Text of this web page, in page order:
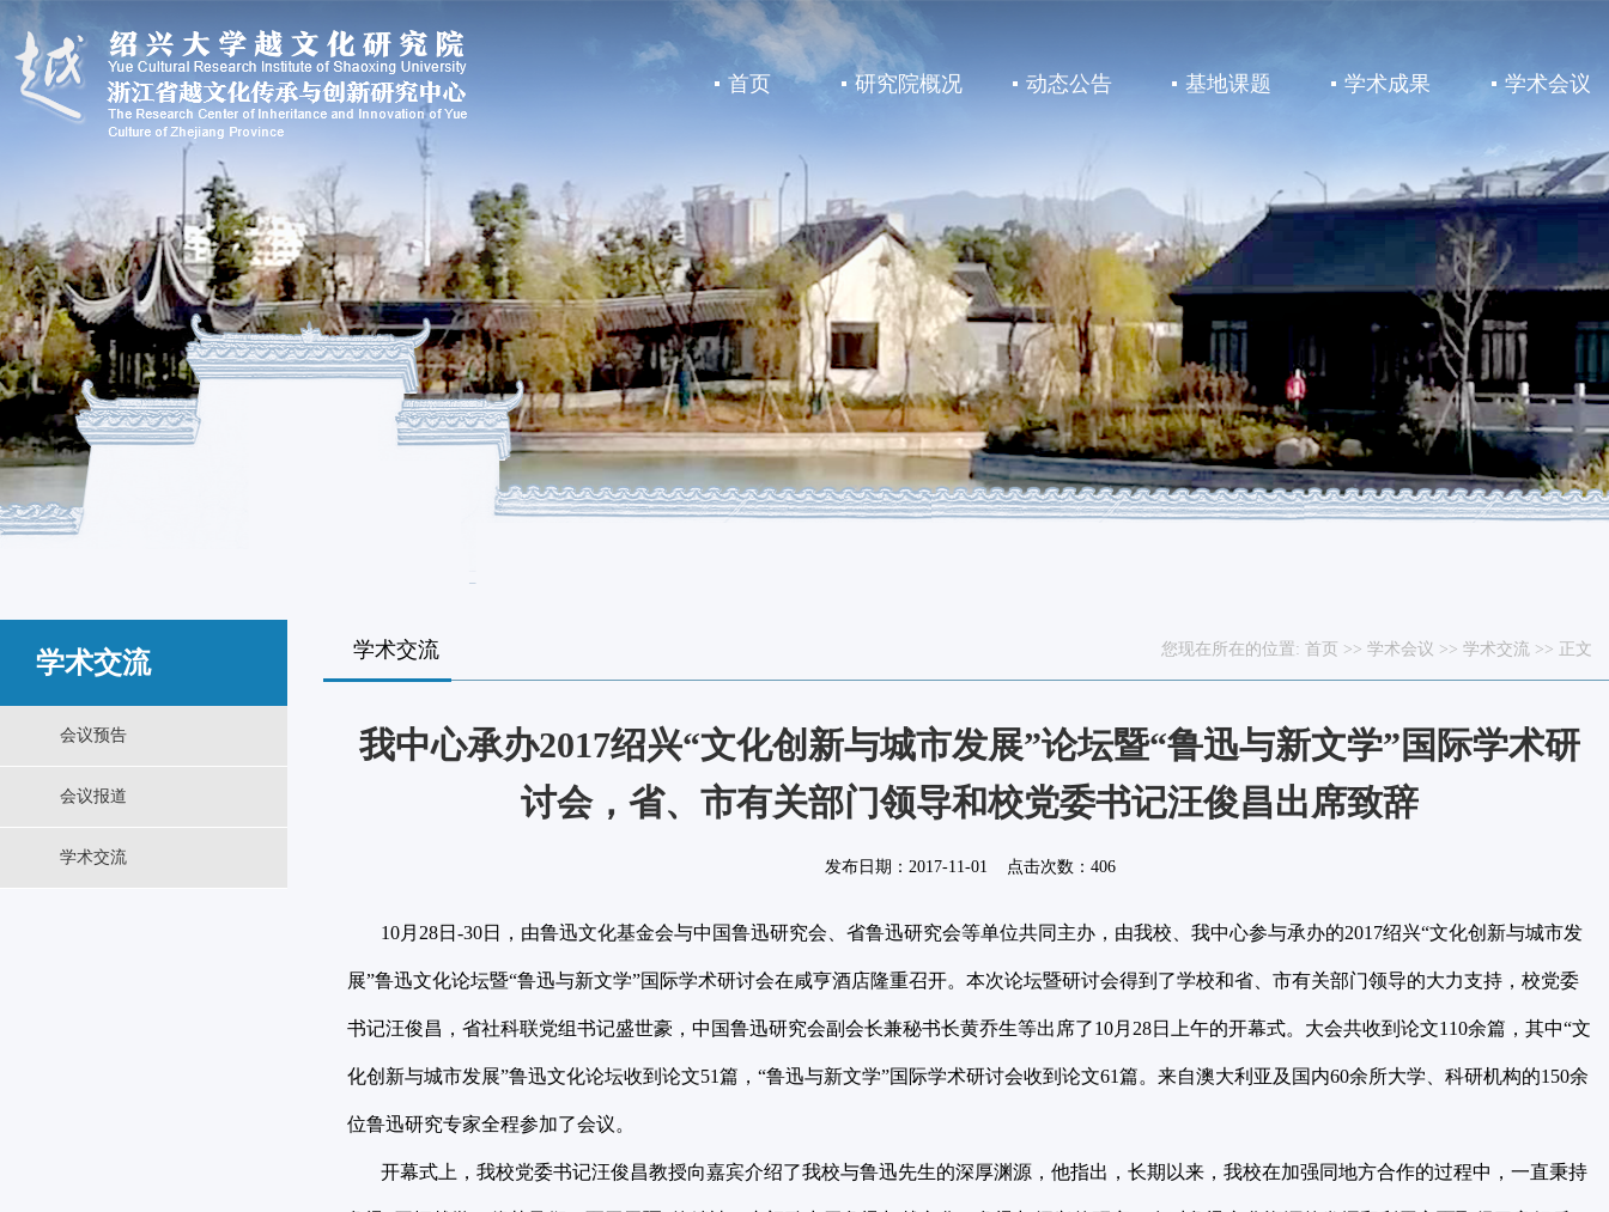
首页 研究院概况 动态公告 基地课题 学术成果 学术会议
学术交流
会议预告
会议报道
学术交流
学术交流 您现在所在的位置: 首页 >> 学术会议 >> 学术交流 >> 正文
我中心承办2017绍兴“文化创新与城市发展”论坛暨“鲁迅与新文学”国际学术研
讨会，省、市有关部门领导和校党委书记汪俊昌出席致辞
发布日期： 2017-11-01 点击次数： 406
10月28日-30日，由鲁迅文化基金会与中国鲁迅研究会、省鲁迅研究会等单位共同主办，由我校、我中心参与承办的2017绍兴“文化创新与城市发
展”鲁迅文化论坛暨“鲁迅与新文学”国际学术研讨会在咸亨酒店隆重召开。本次论坛暨研讨会得到了学校和省、市有关部门领导的大力支持，校党委
书记汪俊昌，省社科联党组书记盛世豪，中国鲁迅研究会副会长兼秘书长黄乔生等出席了10月28日上午的开幕式。大会共收到论文110余篇，其中“文
化创新与城市发展”鲁迅文化论坛收到论文51篇，“鲁迅与新文学”国际学术研讨会收到论文61篇。来自澳大利亚及国内60余所大学、科研机构的150余
位鲁迅研究专家全程参加了会议。
开幕式上，我校党委书记汪俊昌教授向嘉宾介绍了我校与鲁迅先生的深厚渊源，他指出，长期以来，我校在加强同地方合作的过程中，一直秉持